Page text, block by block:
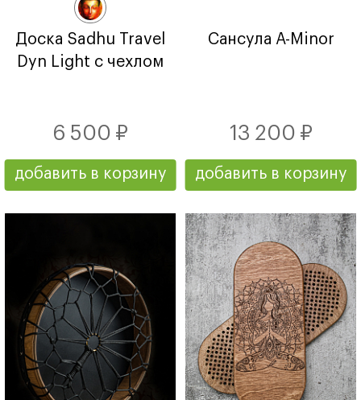
Доска Sadhu Travel
Dyn Light с чехлом
6 500 ₽
добавить в корзину
Сансула А-Minor
13 200 ₽
добавить в корзину